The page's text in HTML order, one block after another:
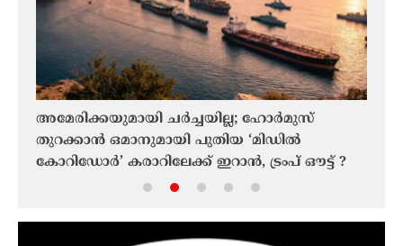
അമേരിക്കയുമായി ചർച്ചയില്ല; ഹോർമുസ്
തുറക്കാൻ ഒമാനുമായി പുതിയ ‘മിഡിൽ
കോറിഡോർ’ കരാറിലേക്ക് ഇറാൻ, ട്രംപ് ഔട്ട് ?